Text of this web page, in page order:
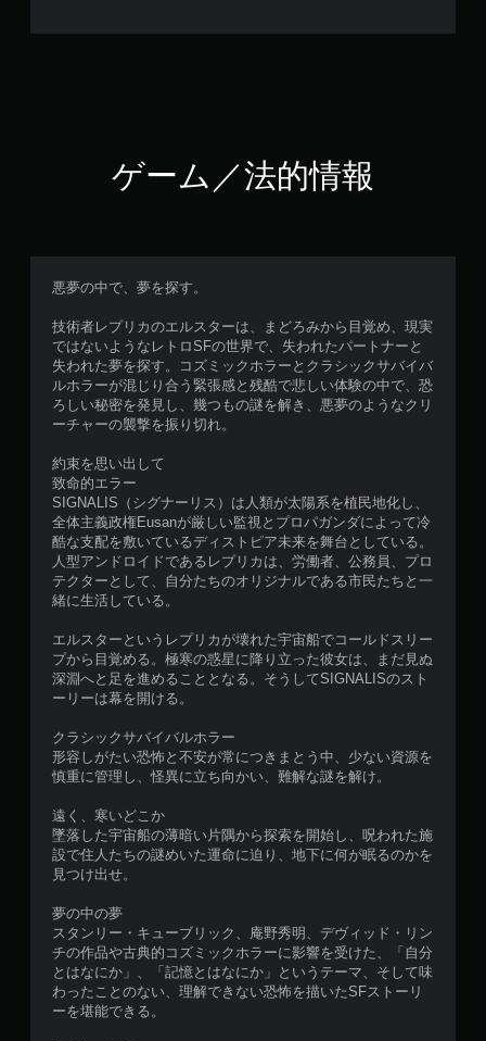
ゲーム／法的情報
悪夢の中で、夢を探す。
技術者レプリカのエルスターは、まどろみから目覚め、現実
ではないようなレトロSFの世界で、失われたパートナーと
失われた夢を探す。コズミックホラーとクラシックサバイバ
ルホラーが混じり合う緊張感と残酷で悲しい体験の中で、恐
ろしい秘密を発見し、幾つもの謎を解き、悪夢のようなクリ
ーチャーの襲撃を振り切れ。
約束を思い出して
致命的エラー
SIGNALIS（シグナーリス）は人類が太陽系を植民地化し、
全体主義政権Eusanが厳しい監視とプロパガンダによって冷
酷な支配を敷いているディストピア未来を舞台としている。
人型アンドロイドであるレプリカは、労働者、公務員、プロ
テクターとして、自分たちのオリジナルである市民たちと一
緒に生活している。
エルスターというレプリカが壊れた宇宙船でコールドスリー
プから目覚める。極寒の惑星に降り立った彼女は、まだ見ぬ
深淵へと足を進めることとなる。そうしてSIGNALISのスト
ーリーは幕を開ける。
クラシックサバイバルホラー
形容しがたい恐怖と不安が常につきまとう中、少ない資源を
慎重に管理し、怪異に立ち向かい、難解な謎を解け。
遠く、寒いどこか
墜落した宇宙船の薄暗い片隅から探索を開始し、呪われた施
設で住人たちの謎めいた運命に迫り、地下に何が眠るのかを
見つけ出せ。
夢の中の夢
スタンリー・キューブリック、庵野秀明、デヴィッド・リン
チの作品や古典的コズミックホラーに影響を受けた、「自分
とはなにか」、「記憶とはなにか」というテーマ、そして味
わったことのない、理解できない恐怖を描いたSFストーリ
ーを堪能できる。